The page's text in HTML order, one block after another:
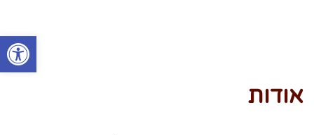
פתח
אודות